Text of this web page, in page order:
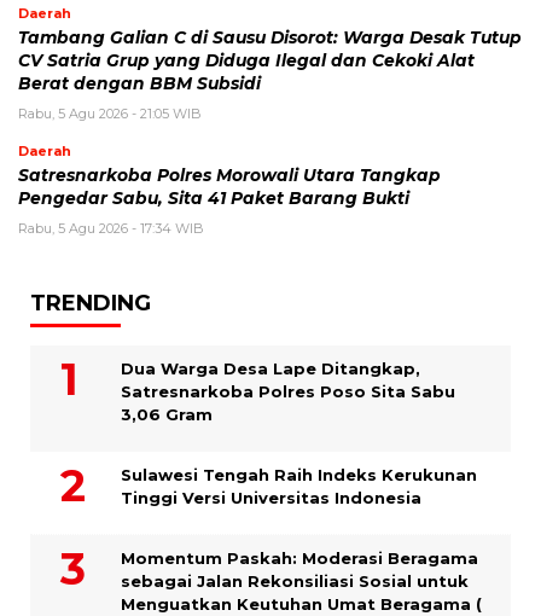
Daerah
Tambang Galian C di Sausu Disorot: Warga Desak Tutup
CV Satria Grup yang Diduga Ilegal dan Cekoki Alat
Berat dengan BBM Subsidi
Rabu, 5 Agu 2026 - 21:05 WIB
Daerah
Satresnarkoba Polres Morowali Utara Tangkap
Pengedar Sabu, Sita 41 Paket Barang Bukti
Rabu, 5 Agu 2026 - 17:34 WIB
TRENDING
Dua Warga Desa Lape Ditangkap,
Satresnarkoba Polres Poso Sita Sabu
3,06 Gram
Sulawesi Tengah Raih Indeks Kerukunan
Tinggi Versi Universitas Indonesia
Momentum Paskah: Moderasi Beragama
sebagai Jalan Rekonsiliasi Sosial untuk
Menguatkan Keutuhan Umat Beragama (